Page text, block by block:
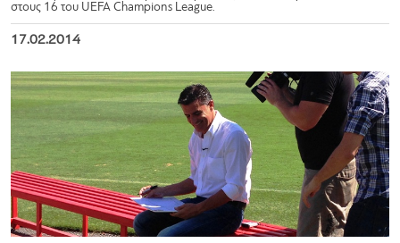
στους 16 του UEFA Champions League.
17.02.2014